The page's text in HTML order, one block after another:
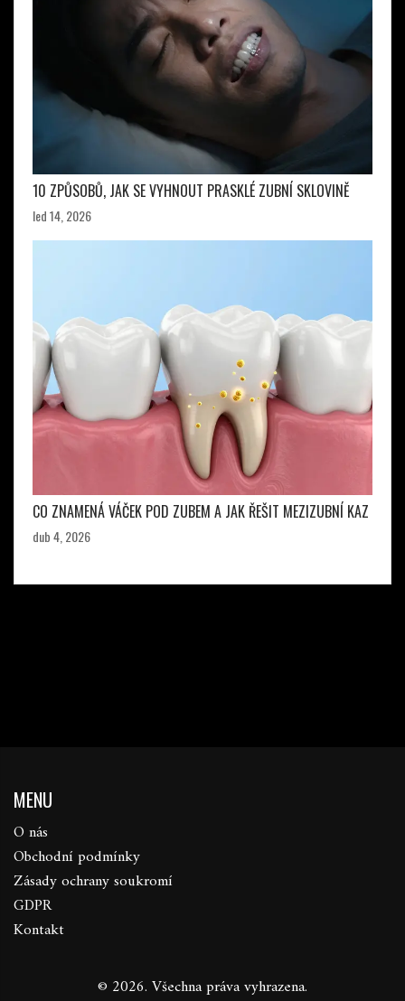
10 ZPŮSOBŮ, JAK SE VYHNOUT PRASKLÉ ZUBNÍ SKLOVINĚ
led 14, 2026
CO ZNAMENÁ VÁČEK POD ZUBEM A JAK ŘEŠIT MEZIZUBNÍ KAZ
dub 4, 2026
MENU
O nás
Obchodní podmínky
Zásady ochrany soukromí
GDPR
Kontakt
© 2026. Všechna práva vyhrazena.